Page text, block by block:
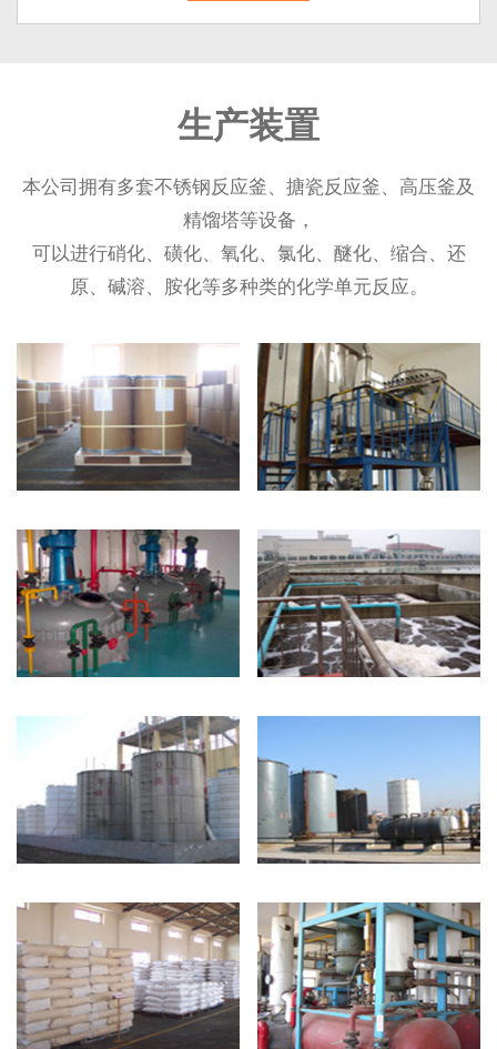
生产装置
本公司拥有多套不锈钢反应釜、搪瓷反应釜、高压釜及
精馏塔等设备，
可以进行硝化、磺化、氧化、氯化、醚化、缩合、还
原、碱溶、胺化等多种类的化学单元反应。